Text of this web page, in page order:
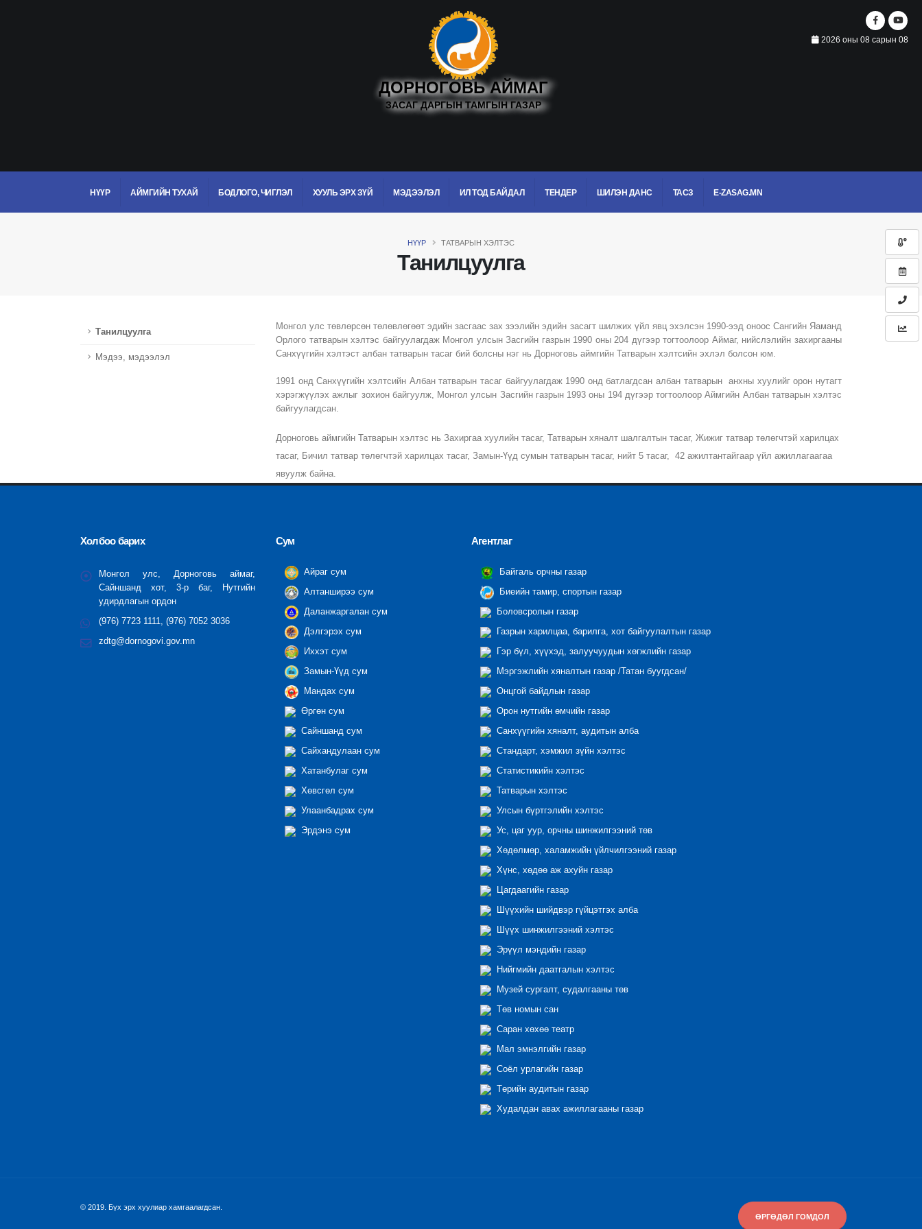
2026 оны 08 сарын 08
ДОРНОГОВЬ АЙМАГ
ЗАСАГ ДАРГЫН ТАМГЫН ГАЗАР
НҮҮР АЙМГИЙН ТУХАЙ БОДЛОГО, ЧИГЛЭЛ ХУУЛЬ ЭРХ ЗҮЙ МЭДЭЭЛЭЛ ИЛ ТОД БАЙДАЛ ТЕНДЕР ШИЛЭН ДАНС ТАСЗ E-ZASAG.MN
Танилцуулга
НҮҮР ТАТВАРЫН ХЭЛТЭС
Танилцуулга
Мэдээ, мэдээлэл
Монгол улс төвлөрсөн төлөвлөгөөт эдийн засгаас зах зээлийн эдийн засагт шилжих үйл явц эхэлсэн 1990-ээд оноос Сангийн Яаманд
Орлого татварын хэлтэс байгуулагдаж Монгол улсын Засгийн газрын 1990 оны 204 дүгээр тогтоолоор Аймаг, нийслэлийн захиргааны
Санхүүгийн хэлтэст албан татварын тасаг бий болсны нэг нь Дорноговь аймгийн Татварын хэлтсийн эхлэл болсон юм.
1991 онд Санхүүгийн хэлтсийн Албан татварын тасаг байгуулагдаж 1990 онд батлагдсан албан татварын анхны хуулийг орон нутагт
хэрэгжүүлэх ажлыг зохион байгуулж, Монгол улсын Засгийн газрын 1993 оны 194 дүгээр тогтоолоор Аймгийн Албан татварын хэлтэс
байгуулагдсан.
Дорноговь аймгийн Татварын хэлтэс нь Захиргаа хуулийн тасаг, Татварын хяналт шалгалтын тасаг, Жижиг татвар төлөгчтэй харилцах
тасаг, Бичил татвар төлөгчтэй харилцах тасаг, Замын-Үүд сумын татварын тасаг, нийт 5 тасаг, 42 ажилтантайгаар үйл ажиллагаагаа
явуулж байна.
ӨРГӨДӨЛ ГОМДОЛ
Холбоо барих
Монгол улс, Дорноговь аймаг,
Сайншанд хот, 3-р баг, Нутгийн
удирдлагын ордон
(976) 7723 1111, (976) 7052 3036
zdtg@dornogovi.gov.mn
Сум
Айраг сум
Алтанширээ сум
Даланжаргалан сум
Дэлгэрэх сум
Иххэт сум
Замын-Үүд сум
Мандах сум
Өргөн сум
Сайншанд сум
Сайхандулаан сум
Хатанбулаг сум
Хөвсгөл сум
Улаанбадрах сум
Эрдэнэ сум
Агентлаг
Байгаль орчны газар
Биеийн тамир, спортын газар
Боловсролын газар
Газрын харилцаа, барилга, хот байгуулалтын газар
Гэр бүл, хүүхэд, залуучуудын хөгжлийн газар
Мэргэжлийн хяналтын газар /Татан буугдсан/
Онцгой байдлын газар
Орон нутгийн өмчийн газар
Санхүүгийн хяналт, аудитын алба
Стандарт, хэмжил зүйн хэлтэс
Статистикийн хэлтэс
Татварын хэлтэс
Улсын бүртгэлийн хэлтэс
Ус, цаг уур, орчны шинжилгээний төв
Хөдөлмөр, халамжийн үйлчилгээний газар
Хүнс, хөдөө аж ахуйн газар
Цагдаагийн газар
Шүүхийн шийдвэр гүйцэтгэх алба
Шүүх шинжилгээний хэлтэс
Эрүүл мэндийн газар
Нийгмийн даатгалын хэлтэс
Музей сургалт, судалгааны төв
Төв номын сан
Саран хөхөө театр
Мал эмнэлгийн газар
Соёл урлагийн газар
Төрийн аудитын газар
Худалдан авах ажиллагааны газар
© 2019. Бүх эрх хуулиар хамгаалагдсан.